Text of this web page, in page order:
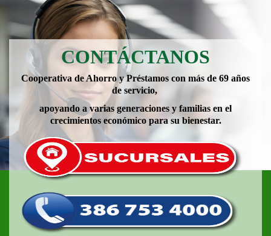
CONTÁCTANOS
Cooperativa de Ahorro y Préstamos con más de 69 años
de servicio,
apoyando a varias generaciones y familias en el
crecimientos económico para su bienestar.